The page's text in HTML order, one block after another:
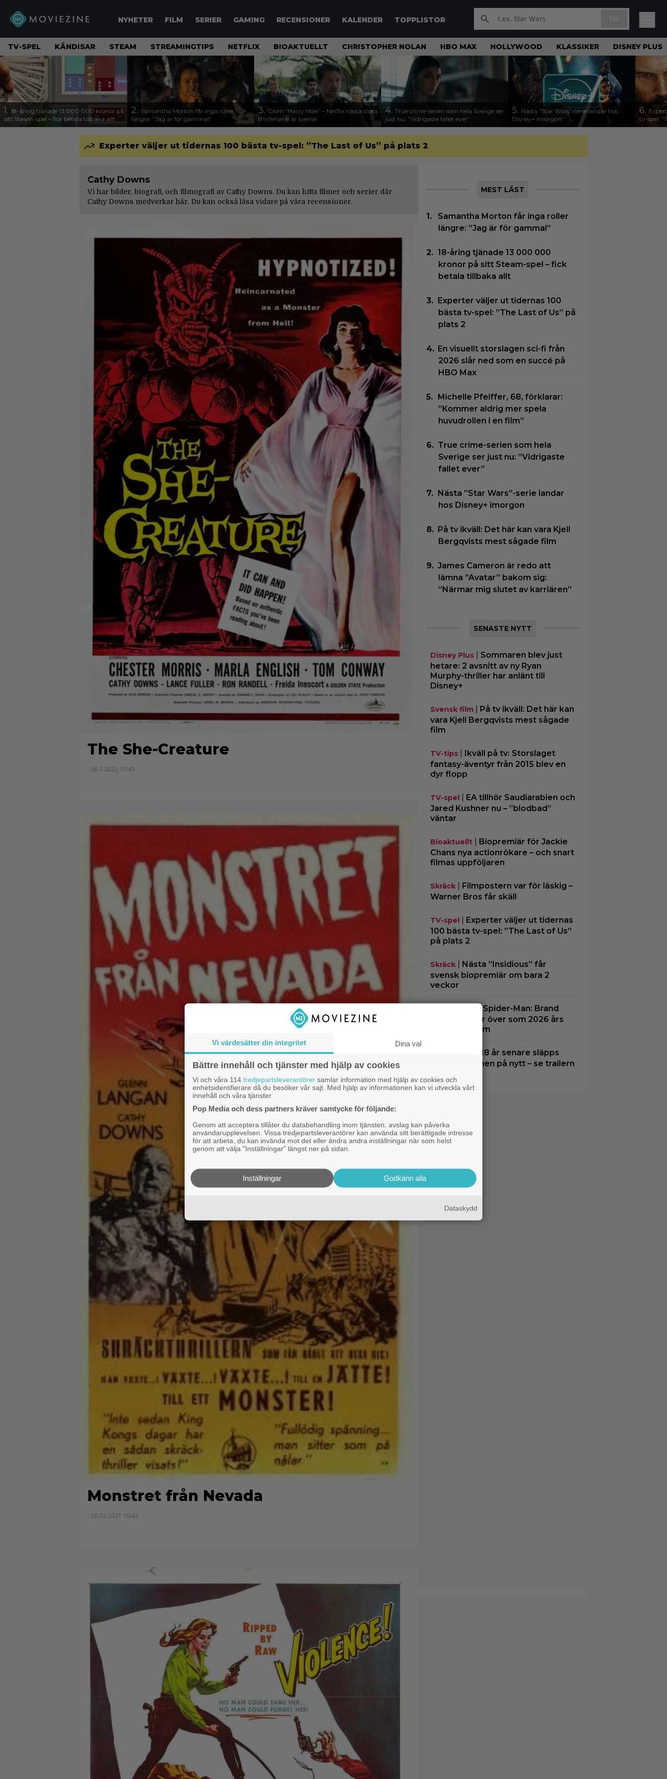
NYHETER FILM SERIER GAMING RECENSIONER KALENDER TOPPLISTOR
TV-SPEL KÄNDISAR STEAM STREAMINGTIPS NETFLIX BIOAKTUELLT CHRISTOPHER NOLAN HBO MAX HOLLYWOOD KLASSIKER DISNEY PLUS
1. 18-åring tjänade 13 000 000 kronor på
sitt Steam-spel – fick betala tillbaka allt
2. Samantha Morton får inga roller
längre: ”Jag är för gammal”
3. Glöm ”Harry Hole” – Netflix nästa stora
thrillerserie är svensk
4. True crime-serien som hela Sverige ser
just nu: ”Vidrigaste fallet ever”
5. Nästa ”Star Wars”-serie landar hos
Disney+ imorgon
6.
tv-spel:
Experter väljer ut tidernas 100 bästa tv-spel: ”The Last of Us” på plats 2
Cathy Downs
Vi har bilder, biografi, och filmografi av Cathy Downs. Du kan hitta filmer och serier där
Cathy Downs medverkar här. Du kan också läsa vidare på våra recensioner.
The She-Creature
- 26.7.2022 10:49
Monstret från Nevada
- 26.12.2021 10:42
MEST LÄST
Samantha Morton får inga roller
längre: ”Jag är för gammal”
18-åring tjänade 13 000 000
kronor på sitt Steam-spel – fick
betala tillbaka allt
Experter väljer ut tidernas 100
bästa tv-spel: ”The Last of Us” på
plats 2
En visuellt storslagen sci-fi från
2026 slår ned som en succé på
HBO Max
Michelle Pfeiffer, 68, förklarar:
”Kommer aldrig mer spela
huvudrollen i en film”
True crime-serien som hela
Sverige ser just nu: ”Vidrigaste
fallet ever”
Nästa ”Star Wars”-serie landar
hos Disney+ imorgon
På tv ikväll: Det här kan vara Kjell
Bergqvists mest sågade film
James Cameron är redo att
lämna ”Avatar” bakom sig:
”Närmar mig slutet av karriären”
SENASTE NYTT
Disney Plus| Sommaren blev just
hetare: 2 avsnitt av ny Ryan
Murphy-thriller har anlänt till
Disney+
Svensk film
På tv ikväll: Det här kan
vara Kjell Bergqvists mest sågade
film
TV-tips| Ikväll på tv: Storslaget
fantasy-äventyr från 2015 blev en
dyr flopp
TV-spel
EA tillhör Saudiarabien och
Jared Kushner nu – ”blodbad”
väntar
Bioaktuellt| Biopremiär för Jackie
Chans nya actionrökare – och snart
filmas uppföljaren
Skräck| Filmpostern var för läskig –
Warner Bros får skäll
TV-spel
Experter väljer ut tidernas
100 bästa tv-spel: ”The Last of Us”
på plats 2
Skräck| Nästa ”Insidious” får
svensk biopremiär om bara 2
veckor
”Spider-Man: Brand
New Day” tar över som 2026 års
största biofilm
18 år senare släpps
”Arkiv X”-filmen på nytt – se trailern
Vi värdesätter din integritet Dina val
Bättre innehåll och tjänster med hjälp av cookies
Vi och våra 114 tredjepartsleverantörer samlar information med hjälp av cookies och
enhetsidentifierare då du besöker vår sajt. Med hjälp av informationen kan vi utveckla vårt
innehåll och våra tjänster.
Pop Media och dess partners kräver samtycke för följande:
Genom att acceptera tillåter du databehandling inom tjänsten, avslag kan påverka
användarupplevelsen. Vissa tredjepartsleverantörer kan använda sitt berättigade intresse
för att arbeta, du kan invända mot det eller ändra andra inställningar när som helst
genom att välja "Inställningar" längst ner på sidan.
Godkänn alla
Inställningar
Dataskydd